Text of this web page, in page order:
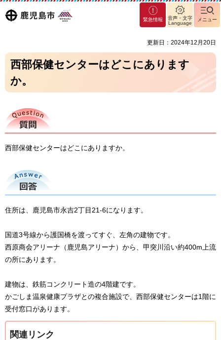
鹿児島
マグ
マシ
緊急情報
音声・文字
Language
メニュー
更新日：2024年12月20日
西部保健センターはどこにあります
か。
質問
西部保健センターはどこにありますか。
回答
住所は、鹿児島市永吉2丁目21-6になります。
国道3号線から護国橋を渡ってすぐ、左角の建物です。
西原商会アリーナ（鹿児島アリーナ）から、甲突川沿い約400m上流
の所にあります。
建物は、鉄筋コンクリート造の4階建です。
かごしま温泉健康プラザとの複合施設で、西部保健センターは1階に
受付窓口があります。
関連リンク